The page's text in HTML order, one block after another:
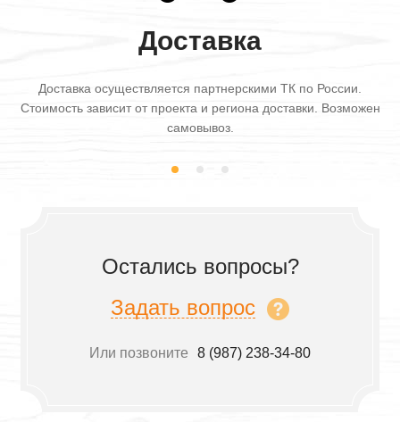
Доставка
Доставка осуществляется партнерскими ТК по России.
Стоимость зависит от проекта и региона доставки. Возможен
самовывоз.
Остались вопросы?
Задать вопрос
Или позвоните 8 (987) 238-34-80